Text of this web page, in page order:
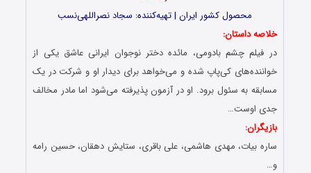
محصول کشور ایران | تهیه‎‌کننده: سجاد نصراللهی‌نسب
خلاصه داستان:
در فیلم چشم بادومی، مائده دختر نوجوان ایرانی عاشق یکی از
خواننده‌های کی‌پاپ شده و می‌خواهد برای دیدار او و شرکت در یک
مسابقه به سئول برود. او در آزمون پذیرفته می‌شود اما مادر مخالف
جدی اوست…
بازیگران:
ساره بیات، مهدی هاشمی، علی باقری، ستایش دهقان، حسین رامه
و…